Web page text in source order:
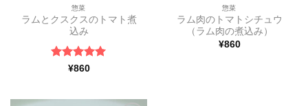
惣菜
ラムとクスクスのトマト煮
込み
5段階中5
¥860
惣菜
ラム肉のトマトシチュウ
（ラム肉の煮込み）
¥860